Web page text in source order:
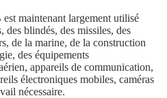
maintenant largement utilisé
des blindés, des missiles, des
de la marine, de la construction
des équipements
appareils de communication,
électroniques mobiles, caméras
nécessaire.